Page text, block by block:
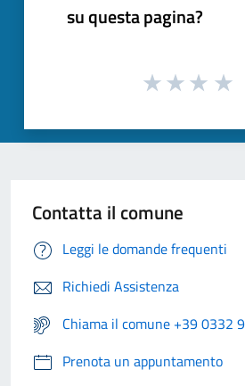
su questa pagina?
Contatta il comune
Leggi le domande frequenti
Richiedi Assistenza
Chiama il comune +39 0332
Prenota un appuntamento